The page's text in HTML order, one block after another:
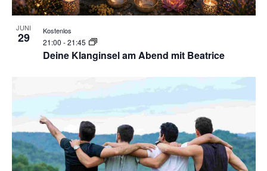
JUNI
29
Deine Klanginsel am Abend mit Beatrice
21:00 -21:45
Kostenlos